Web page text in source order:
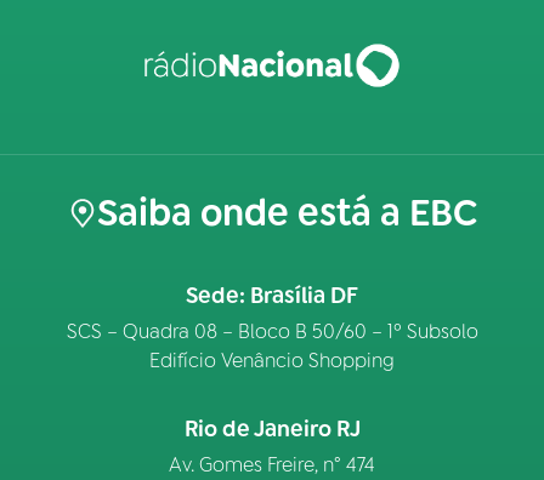
Saiba onde está a EBC
Sede: Brasília DF
SCS – Quadra 08 – Bloco B 50/60 – 1º Subsolo
Edifício Venâncio Shopping
Rio de Janeiro RJ
Av. Gomes Freire, n° 474